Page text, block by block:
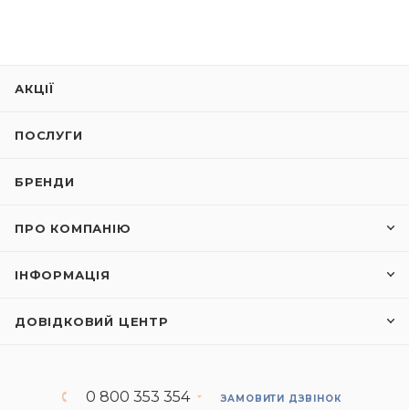
АКЦІЇ
ПОСЛУГИ
БРЕНДИ
ПРО КОМПАНІЮ
ІНФОРМАЦІЯ
ДОВІДКОВИЙ ЦЕНТР
0 800 353 354 ЗАМОВИТИ ДЗВІНОК